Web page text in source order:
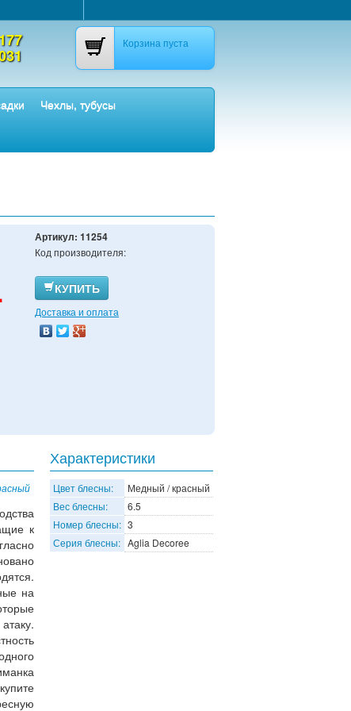
Корзина пуста
Чехлы, тубусы
Артикул: 11254
Код производителя:
КУПИТЬ
Доставка и оплата
к
на
Характеристики
Цвет блесны:
Медный / красный
Вес блесны:
6.5
Номер блесны: 3
Серия блесны: Aglia Decoree